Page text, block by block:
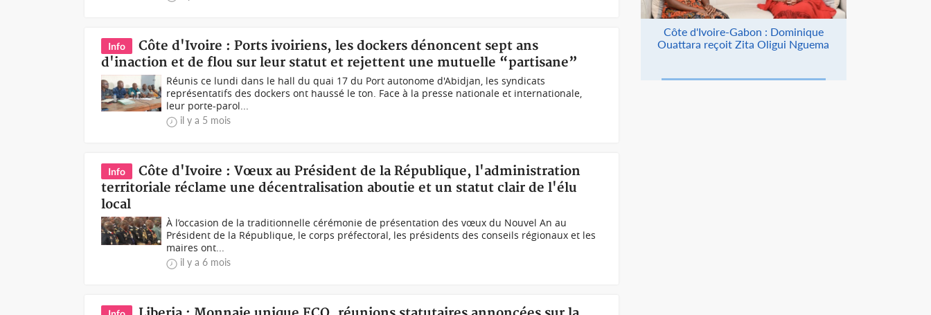
Info
Côte d'Ivoire : Ports ivoiriens, les dockers dénoncent sept ans
d'inaction et de flou sur leur statut et rejettent une mutuelle “partisane”
Réunis ce lundi dans le hall du quai 17 du Port autonome d'Abidjan, les syndicats
représentatifs des dockers ont haussé le ton. Face à la presse nationale et internationale,
leur porte-parol...
il y a 5 mois
Info
Côte d'Ivoire : Vœux au Président de la République, l'administration
territoriale réclame une décentralisation aboutie et un statut clair de l'élu
local
À l’occasion de la traditionnelle cérémonie de présentation des vœux du Nouvel An au
Président de la République, le corps préfectoral, les présidents des conseils régionaux et les
maires ont...
il y a 6 mois
Côte d'Ivoire-Gabon : Dominique
Ouattara reçoit Zita Oligui Nguema